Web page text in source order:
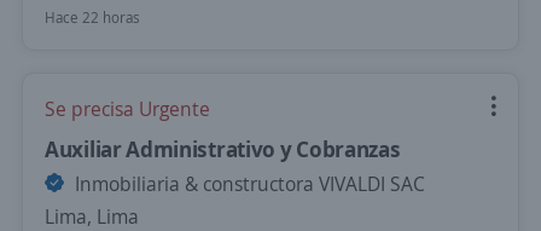
Hace 22 horas
Se precisa Urgente
Auxiliar Administrativo y Cobranzas
Inmobiliaria & constructora VIVALDI SAC
Lima, Lima